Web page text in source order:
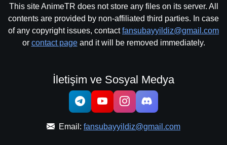
This site AnimeTR does not store any files on its server. All
contents are provided by non-affiliated third parties. In case
of any copyright issues, contactfansubayyildiz@gmail.com
or contact pageand it will be removed immediately.
İletişim ve Sosyal Medya
Email: fansubayyildiz@gmail.com